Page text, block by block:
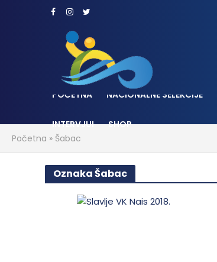
POČETNA NACIONALNE SELEKCIJE
INTERVJUI
SHOP
Početna » Šabac
Oznaka Šabac